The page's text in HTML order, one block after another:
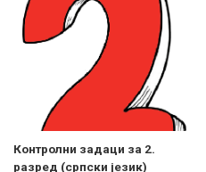
Контролни задаци за 2.
разред (српски језик)